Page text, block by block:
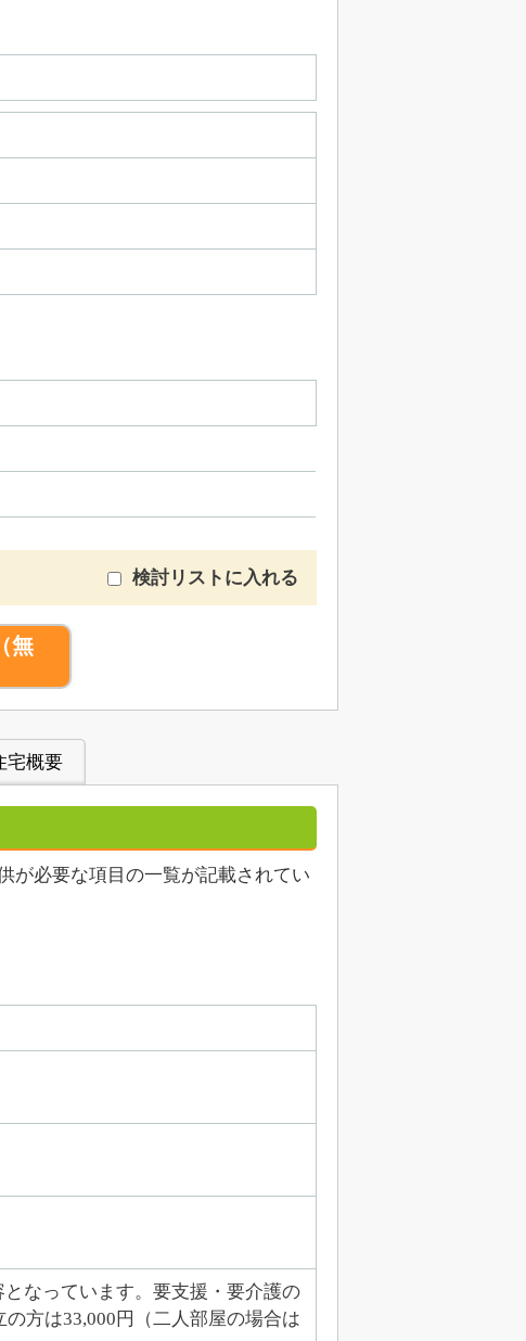
検討リストに入れる
（無
宅概要
が必要な項目の一覧が記載されてい
なっています。要支援・要介護の
方は33,000円（二人部屋の場合は